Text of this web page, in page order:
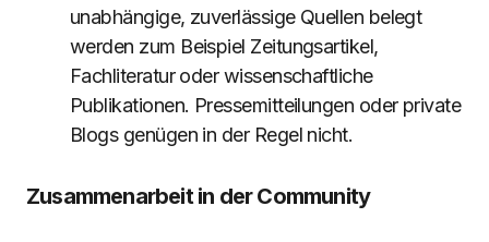
unabhängige, zuverlässige Quellen belegt
werden zum Beispiel Zeitungsartikel,
Fachliteratur oder wissenschaftliche
Publikationen. Pressemitteilungen oder private
Blogs genügen in der Regel nicht.
Zusammenarbeit in der Community